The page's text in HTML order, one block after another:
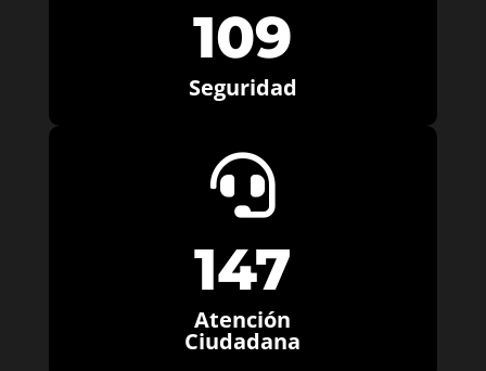
109
Seguridad

147
Atención
Ciudadana